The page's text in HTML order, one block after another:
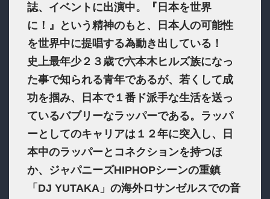
誌、イベントに出演中。『日本を世界
に！』という精神のもと、日本人の可能性
を世界中に提唱する為動き出している！
史上最年少２３歳で六本木ヒルズ族になっ
た事で知られる青年であるが、若くして成
功を掴み、日本で１番ド派手な生活を送っ
ているバブリーなラッパーである。ラッパ
ーとしてのキャリアは１２年に突入し、日
本中のラッパーとコネクションを持つほ
か、ジャパニーズHIPHOPシーンの重鎮
「DJ YUTAKA」の海外ロサンゼルスでの音